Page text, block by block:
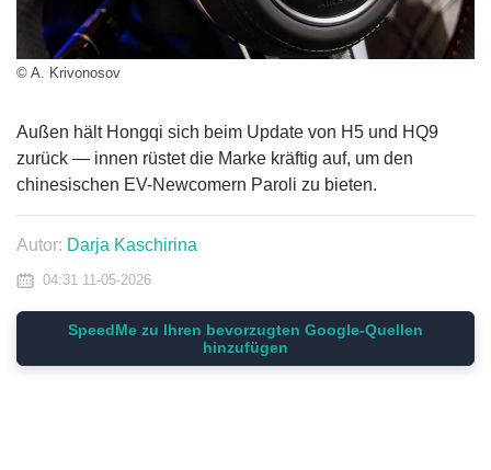
© A. Krivonosov
Außen hält Hongqi sich beim Update von H5 und HQ9
zurück — innen rüstet die Marke kräftig auf, um den
chinesischen EV-Newcomern Paroli zu bieten.
Autor: Darja Kaschirina
04:31 11-05-2026
SpeedMe zu Ihren bevorzugten Google-Quellen
hinzufügen